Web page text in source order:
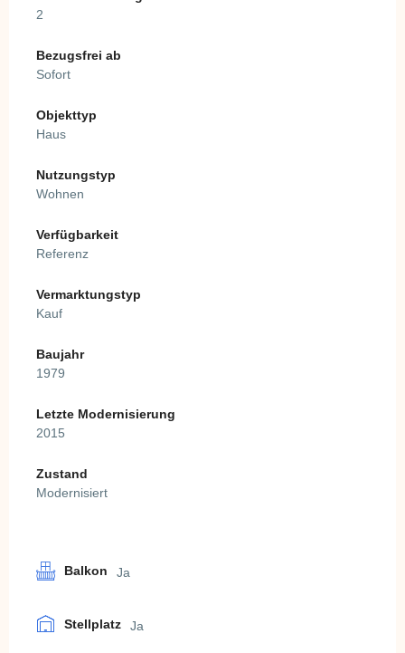
2
Bezugsfrei ab
Sofort
Objekttyp
Haus
Nutzungstyp
Wohnen
Verfügbarkeit
Referenz
Vermarktungstyp
Kauf
Baujahr
1979
Letzte Modernisierung
2015
Zustand
Modernisiert
Balkon Ja
Stellplatz Ja